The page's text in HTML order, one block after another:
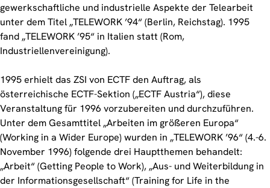
gewerkschaftliche und industrielle Aspekte der Telearbeit
unter dem Titel „TELEWORK ’94“ (Berlin, Reichstag). 1995
fand „TELEWORK ’95“ in Italien statt (Rom,
Industriellenvereinigung).
1995 erhielt das ZSI von ECTF den Auftrag, als
österreichische ECTF-Sektion („ECTF Austria“), diese
Veranstaltung für 1996 vorzubereiten und durchzuführen.
Unter dem Gesamttitel „Arbeiten im größeren Europa“
(Working in a Wider Europe) wurden in „TELEWORK ’96“ (4.-6.
November 1996) folgende drei Hauptthemen behandelt:
„Arbeit“ (Getting People to Work), „Aus- und Weiterbildung in
der Informationsgesellschaft“ (Training for Life in the